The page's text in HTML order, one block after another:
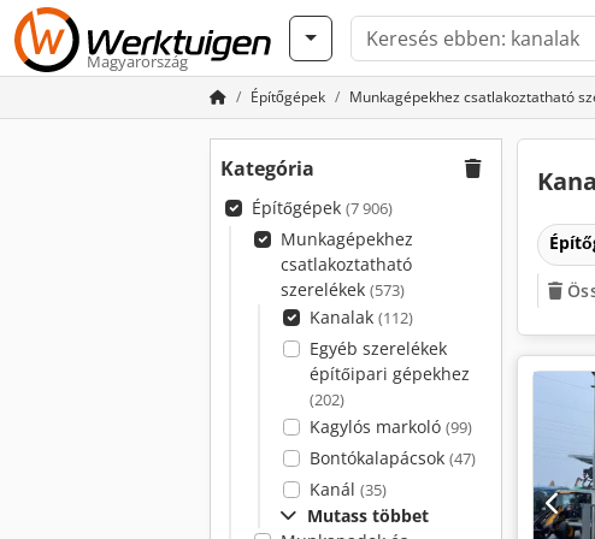
Magyarország
Építőgépek Munkagépekhez csatlakoztatható
Kategória
Építőgépek (7 906)
Munkagépekhez
csatlakoztatható
szerelékek (573)
Kanalak (112)
Egyéb szerelékek
építőipari gépekhez
(202)
Kagylós markoló (99)
Bontókalapácsok (47)
Kanál (35)
Mutass többet